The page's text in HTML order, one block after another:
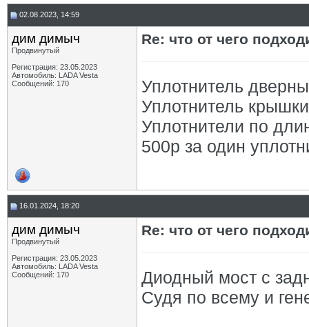
02.08.2023, 14:59
дим димыч
Продвинутый
Регистрация: 23.05.2023
Автомобиль: LADA Vesta
Сообщений: 170
Re: что от чего
Уплотнитель
Уплотнитель
Уплотнители по
500р за один
16.01.2024, 18:20
дим димыч
Продвинутый
Регистрация: 23.05.2023
Автомобиль: LADA Vesta
Сообщений: 170
Re: что от чего
Диодный мост с
Судя по всему и